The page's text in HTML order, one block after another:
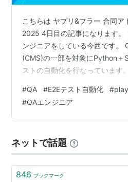
こちらは ヤプリ&フラー 合同ア
2025 4日目の記事になります。
ンジニアをしている今西です。
(CMS)の一部を対象にPython＋
ストの自動化を行なっています
加や修正確認などをローカルで
の確認が必要になります。 しか
作と操作のインターバルが長い
Selenium よりE2Eテストの実…
#QA #E2Eテスト自動化 #
#QAエンジニア
ネットで話題
846 ブックマーク